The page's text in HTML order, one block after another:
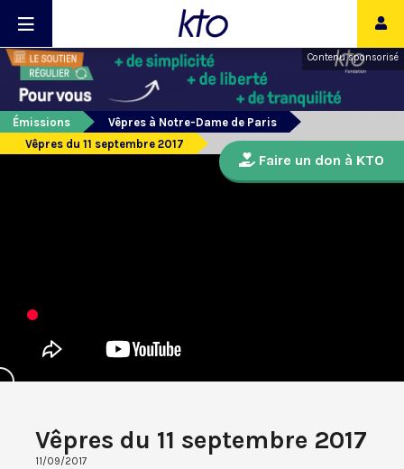
Contenu sponsorisé
Émissions
Vêpres à Notre-Dame de Paris
Vêpres du 11 septembre 2017
Vêpres du 11 septembre 2017
11/09/2017
Faire un don à KTO